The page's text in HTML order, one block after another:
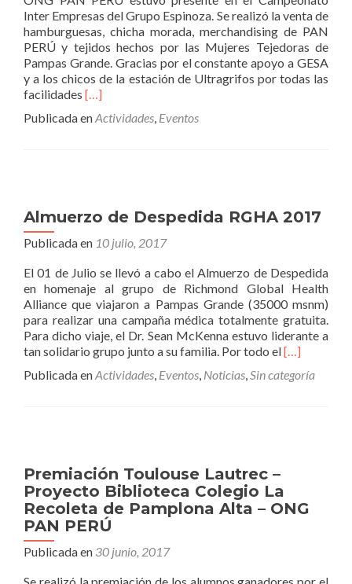
Biblioteca
Infantil
en
Pamplona
Alta
Inter Empresas del Grupo Espinoza. Se realizó la venta de
hamburguesas, chicha morada, merchandising de PAN
PERÚ y tejidos hechos por las Mujeres Tejedoras de
Pampas Grande. Gracias por el constante apoyo a GESA
y a los chicos de la estación de Ultragrifos por todas las
facilidades Leer
en
[…]
Publicada enActividades, Eventos
Almuerzo de Despedida RGHA 2017
Publicada en 10 julio, 2017
El 01 de Julio se llevó a cabo el Almuerzo de Despedida
en homenaje al grupo de Richmond Global Health
Alliance que viajaron a Pampas Grande (35000 msnm)
para realizar una campaña médica totalmente gratuita.
Para dicho viaje, el Dr. Sean McKenna estuvo liderante a
tan solidario grupo junto a su familia. Por todo elLeer
de
[…]
Publicada enActividades, Eventos, Noticias,Sin categoría
Premiación Toulouse Lautrec –
Proyecto Biblioteca Colegio La
Recoleta de Pamplona Alta – ONG
PAN PERÚ
Publicada en 30 junio, 2017